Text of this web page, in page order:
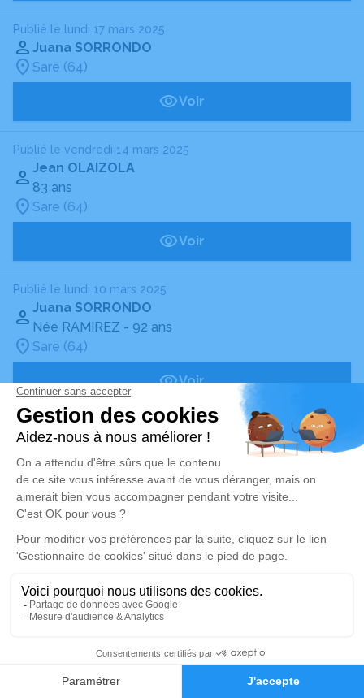
Publié le lundi 17 mars 2025
Juana SORRONDO
Sare (64)
Voir
Publié le vendredi 14 mars 2025
Jean OLAIZOLA
83 ans
Sare (64)
Voir
Publié le lundi 10 mars 2025
Juana SORRONDO
Née RAMIREZ - 92 ans
Sare (64)
Voir
Publié le mardi 11 février 2025
Jean-Baptiste ERRANDONEA
84 ans
Sare (64)
Avis de décès à Pau
Avis de décès à Bayonne
Obsèques à Biarritz
Obsèques à Hendaye
Alerte décès 64